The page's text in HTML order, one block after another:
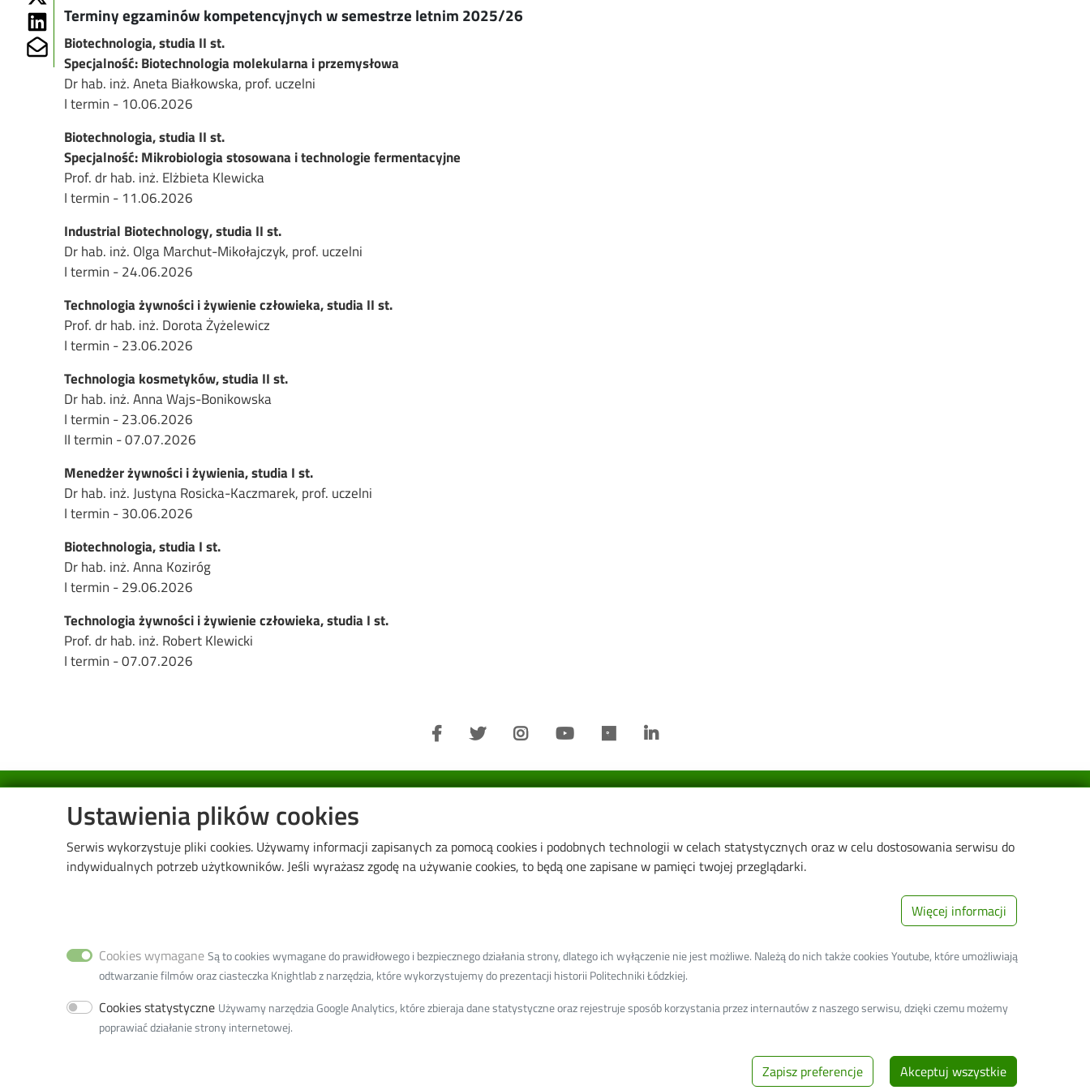
Ustawienia plików cookies
Serwis wykorzystuje pliki cookies. Używamy informacji zapisanych za pomocą cookies i podobnych technologii w celach statystycznych oraz w celu dostosowania serwisu do
indywidualnych potrzeb użytkowników. Jeśli wyrażasz zgodę na używanie cookies, to będą one zapisane w pamięci twojej przeglądarki.
Więcej informacji
Cookies wymagane Są to cookies wymagane do prawidłowego i bezpiecznego działania strony, dlatego ich wyłączenie nie jest możliwe. Należą do nich także cookies Youtube, które umożliwiają
odtwarzanie filmów oraz ciasteczka Knightlab z narzędzia, które wykorzystujemy do prezentacji historii Politechniki Łódzkiej.
Cookies statystyczne Używamy narzędzia Google Analytics, które zbieraja dane statystyczne oraz rejestruje sposób korzystania przez internautów z naszego serwisu, dzięki czemu możemy
poprawiać działanie strony internetowej.
Zapisz preferencje Akceptuj wszystkie
Terminy egzaminów kompetencyjnych w semestrze letnim 2025/26
Biotechnologia, studia II st.
Specjalność: Biotechnologia molekularna i przemysłowa
Dr hab. inż. Aneta Białkowska, prof. uczelni
I termin - 10.06.2026
Biotechnologia, studia II st.
Specjalność: Mikrobiologia stosowana i technologie fermentacyjne
Prof. dr hab. inż. Elżbieta Klewicka
I termin - 11.06.2026
Industrial Biotechnology, studia II st.
Dr hab. inż. Olga Marchut-Mikołajczyk, prof. uczelni
I termin - 24.06.2026
Technologia żywności i żywienie człowieka, studia II st.
Prof. dr hab. inż. Dorota Żyżelewicz
I termin - 23.06.2026
Technologia kosmetyków, studia II st.
Dr hab. inż. Anna Wajs-Bonikowska
I termin - 23.06.2026
II termin - 07.07.2026
Menedżer żywności i żywienia, studia I st.
Dr hab. inż. Justyna Rosicka-Kaczmarek, prof. uczelni
I termin - 30.06.2026
Biotechnologia, studia I st.
Dr hab. inż. Anna Koziróg
I termin - 29.06.2026
Technologia żywności i żywienie człowieka, studia I st.
Prof. dr hab. inż. Robert Klewicki
I termin - 07.07.2026
Share on Linkedin
Share on Mailto
Image
90-530 Łódź
tel. (42) 631-34-03 - Sekretariat
email:w5w5d@adm.p.lodz.pl
adres do doręczeń elektronicznych (ADE):
Wydział
Instytut Biotechnologii Molekularnej i
Instytut Technologii Fermentacji i
Instytut Technologii i Analizy Żywności
Katedra Cukrownictwa i Zarządzania
Strona główna PŁ
Rekrutacja PŁ
Deklaracja dostępności cyfrowej